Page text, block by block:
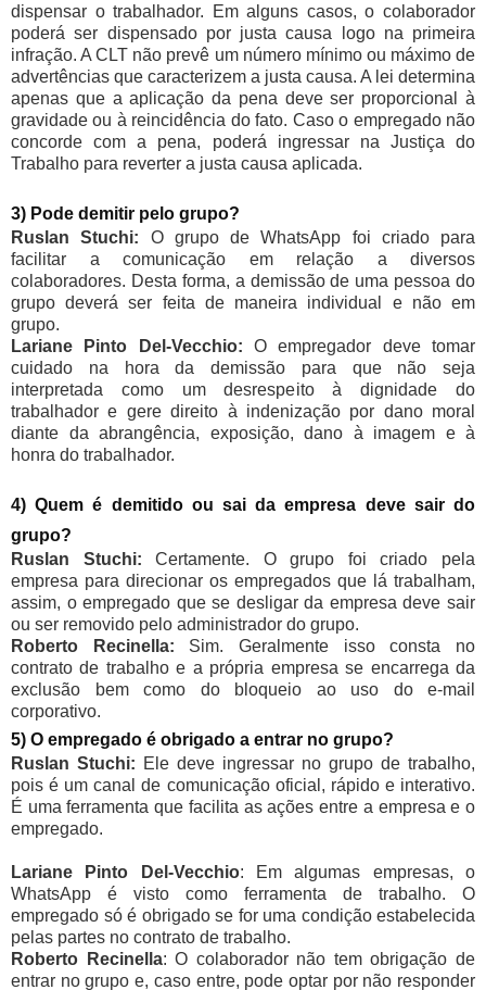
dispensar o trabalhador. Em alguns casos, o colaborador
poderá ser dispensado por justa causa logo na primeira
infração. A CLT não prevê um número mínimo ou máximo de
advertências que caracterizem a justa causa. A lei determina
apenas que a aplicação da pena deve ser proporcional à
gravidade ou à reincidência do fato. Caso o empregado não
concorde com a pena, poderá ingressar na Justiça do
Trabalho para reverter a justa causa aplicada.
3) Pode demitir pelo grupo?
Ruslan Stuchi: O grupo de WhatsApp foi criado para
facilitar a comunicação em relação a diversos
colaboradores. Desta forma, a demissão de uma pessoa do
grupo deverá ser feita de maneira individual e não em
grupo.
Lariane Pinto Del-Vecchio: O empregador deve tomar
cuidado na hora da demissão para que não seja
interpretada como um desrespeito à dignidade do
trabalhador e gere direito à indenização por dano moral
diante da abrangência, exposição, dano à imagem e à
honra do trabalhador.
4) Quem é demitido ou sai da empresa deve sair do
grupo?
Ruslan Stuchi:Certamente. O grupo foi criado pela
empresa para direcionar os empregados que lá trabalham,
assim, o empregado que se desligar da empresa deve sair
ou ser removido pelo administrador do grupo.
Roberto Recinella: Sim. Geralmente isso consta no
contrato de trabalho e a própria empresa se encarrega da
exclusão bem como do bloqueio ao uso do e-mail
corporativo.
5) O empregado é obrigado a entrar no grupo?
Ruslan Stuchi: Ele deve ingressar no grupo de trabalho,
pois é um canal de comunicação oficial, rápido e interativo.
É uma ferramenta que facilita as ações entre a empresa e o
empregado.
Lariane Pinto Del-Vecchio: Em algumas empresas, o
WhatsApp é visto como ferramenta de trabalho. O
empregado só é obrigado se for uma condição estabelecida
pelas partes no contrato de trabalho.
Roberto Recinella: O colaborador não tem obrigação de
entrar no grupo e, caso entre, pode optar por não responder